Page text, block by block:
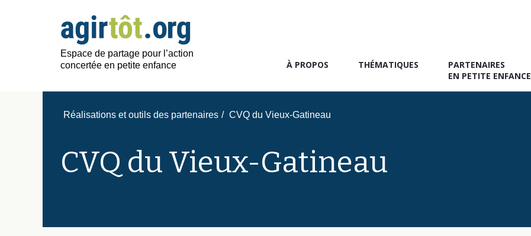
Espace de partage pour l’action
concertée en petite enfance
À PROPOS THÉMATIQUES
PARTENAIRES
EN PETITE ENFANCE
Réalisations et outils des partenaires / CVQ du Vieux-Gatineau
CVQ du Vieux-Gatineau